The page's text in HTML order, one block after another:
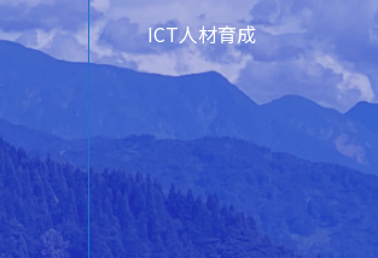
ICT人材育成